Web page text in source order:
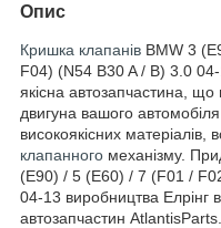
Опис
Кришка клапанів BMW 3
F04) (N54 B30 A / B) 3.0
якісна автозапчастина,
двигуна вашого
високоякісних матеріалів,
клапанного механізму.
(E90) / 5 (E60) / 7 (F01 /
04-13 виробництва Елрінг
автозапчастин